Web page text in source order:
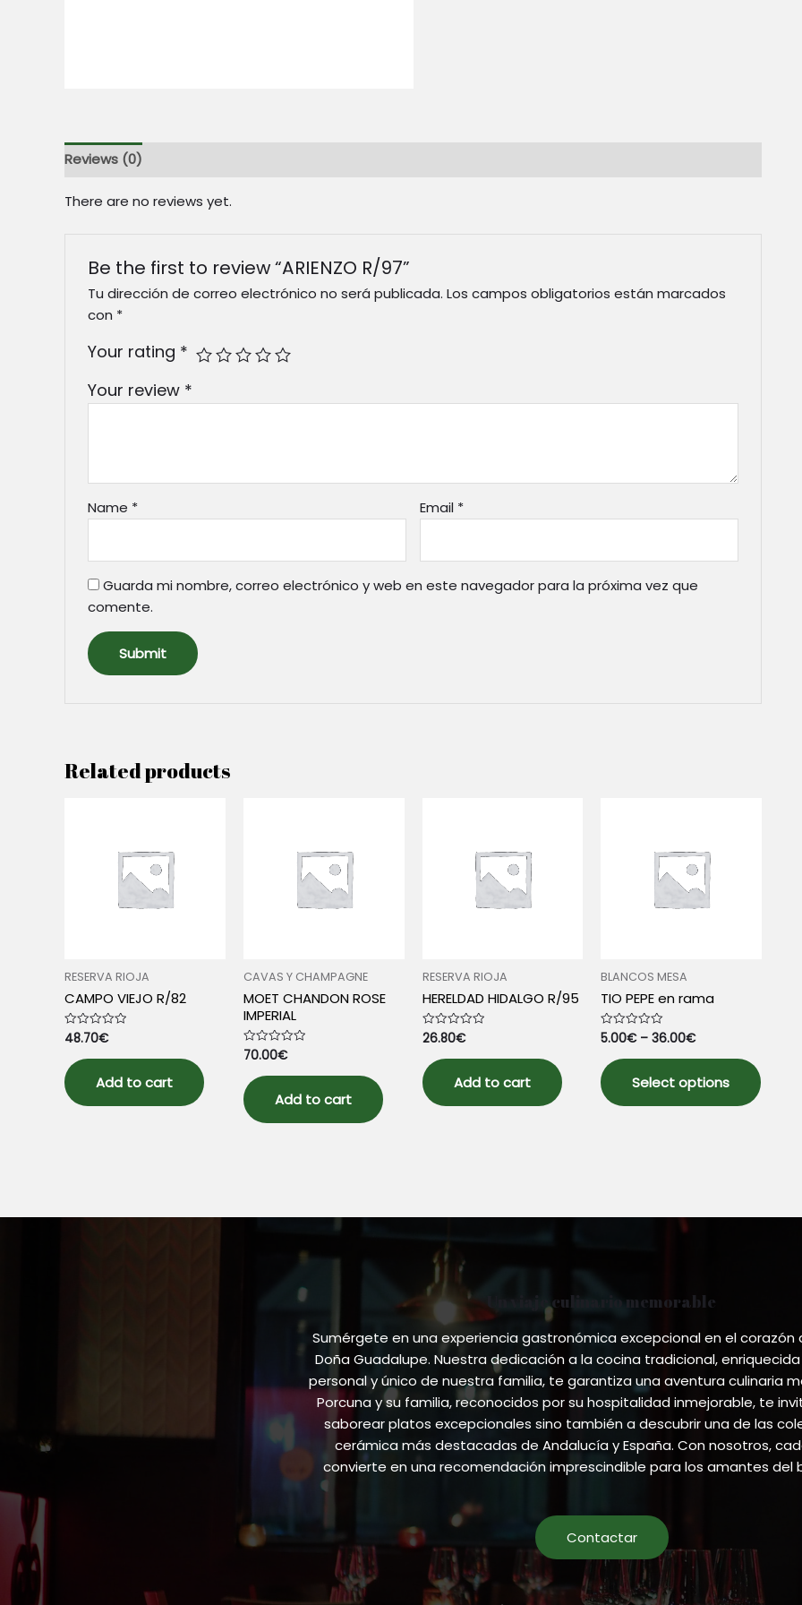
Reviews (0)
There are no reviews yet.
Be the first to review “ARIENZO R/97”
Tu dirección de correo electrónico no será publicada. Los campos obligatorios están marcados
con *
Your rating *
Your review *
Name * Email *
Guarda mi nombre, correo electrónico y web en este navegador para la próxima vez que
comente.
Related products
RESERVA RIOJA
CAMPO VIEJO R/82
Rated
0
out
of
5
48.70€
Add to cart
CAVAS Y CHAMPAGNE
MOET CHANDON ROSE
IMPERIAL
Rated
0
out
of
5
70.00€
Add to cart
RESERVA RIOJA
HERELDAD HIDALGO R/95
Rated
0
out
of
5
26.80€
Add to cart
BLANCOS MESA
TIO PEPE en rama
Rated
0
out
of
5
5.00€–36.00€
Select options
page
Un viaje culinario memorable
Sumérgete en una experiencia gastronómica excepcional en el corazón
Doña Guadalupe. Nuestra dedicación a la cocina tradicional,
personal y único de nuestra familia, te garantiza una aventura culinaria
Porcuna y su familia, reconocidos por su hospitalidad inmejorable, te
saborear platos excepcionales sino también a descubrir una de las
cerámica más destacadas de Andalucía y España. Con nosotros,
convierte en una recomendación imprescindible para los amantes del
Contactar